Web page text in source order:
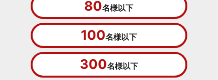
80名様以下
100名様以下
300名様以下